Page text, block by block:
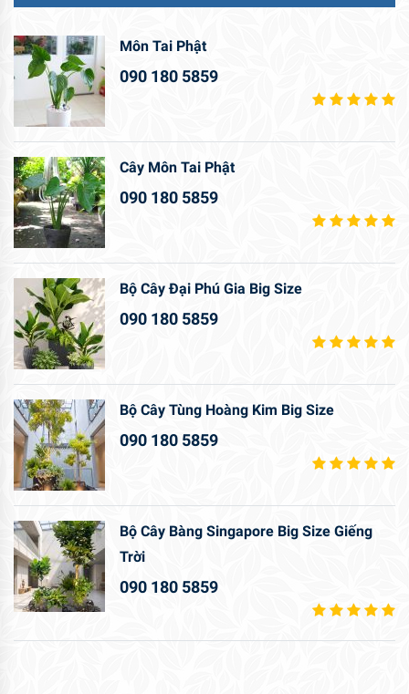
Môn Tai Phật
090 180 5859
Cây Môn Tai Phật
090 180 5859
Bộ Cây Đại Phú Gia Big Size
090 180 5859
Bộ Cây Tùng Hoàng Kim Big Size
090 180 5859
Bộ Cây Bàng Singapore Big Size Giếng
Trời
090 180 5859